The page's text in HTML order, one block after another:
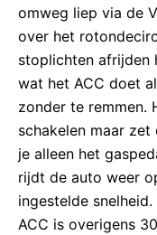
omweg liep via de
over het
stoplichten afrijden
wat het ACC doet
zonder te remmen.
schakelen maar zet
je alleen het
rijdt de auto weer
ingestelde
ACC is overigens